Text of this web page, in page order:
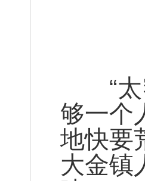
“太
够一个
地快要
大金镇